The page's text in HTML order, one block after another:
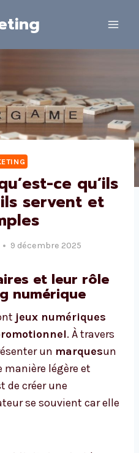
ce qu’ils
servent et
9 décembre 2025
et leur rôle
numérique
jeux numériques
. À travers
un marquesun
manière légère et
de créer une
se souvient car elle